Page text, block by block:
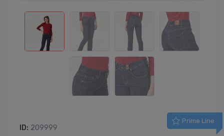
Prime Line
ID: 209999